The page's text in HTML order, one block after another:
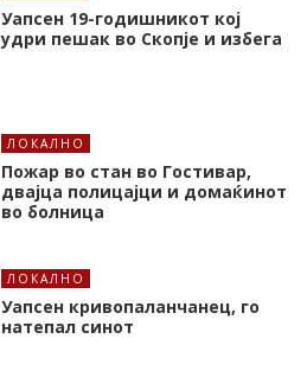
Уапсен 19-годишникот кој
удри пешак во Скопје и избега
ЛОКАЛНО
Пожар во стан во Гостивар,
двајца полицајци и домаќинот
во болница
ЛОКАЛНО
Уапсен кривопаланчанец, го
натепал синот